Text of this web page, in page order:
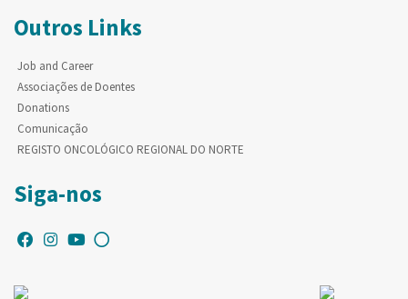
Outros Links
Job and Career
Associações de Doentes
Donations
Comunicação
REGISTO ONCOLÓGICO REGIONAL DO NORTE
Siga-nos